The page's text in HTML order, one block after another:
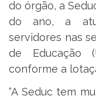
do órgão, a
do ano, a
servidores nas
de Educação
conforme a
“A Seduc tem